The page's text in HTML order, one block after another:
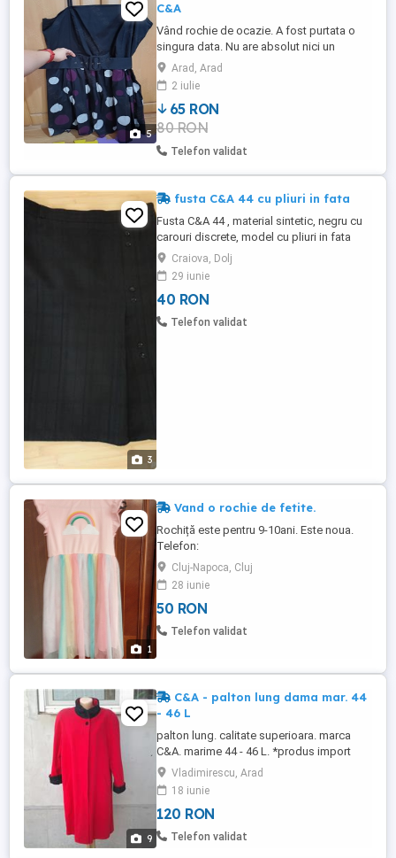
5
C&A
Vând rochie de ocazie. A fost purtata o
singura data. Nu are absolut nici un
defect. Are o curea din material care se
poate strange pe talie. A fost cumparata
de noua din magazinul C&A
Arad, Arad
2 iulie
65 RON
80 RON
Telefon validat
3
fusta C&A 44 cu pliuri in fata
Fusta C&A 44 , material sintetic, negru cu
carouri discrete, model cu pliuri in fata
Stare excelenta, practic noua
Craiova, Dolj
29 iunie
40 RON
Telefon validat
1
Vand o rochie de fetite.
Rochiță este pentru 9-10ani. Este noua.
Telefon:
Cluj-Napoca, Cluj
28 iunie
50 RON
Telefon validat
9
C&A - palton lung dama mar. 44
- 46 L
palton lung. calitate superioara. marca
C&A. marime 44 - 46 L. *produs import
Germania. **stare buna. produs utilizat.
NU FAC SCHIMBURI ***dimesiuni Umeri
48 cm Bust 126 cm Lungime 110 cm
Vladimirescu, Arad
18 iunie
120 RON
Telefon validat